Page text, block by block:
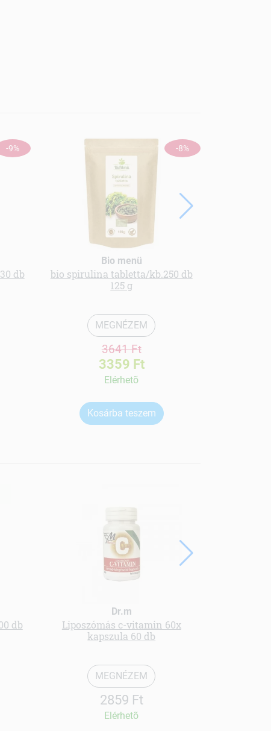
-9%
db
-8%
Bio menü
bio spirulina tabletta/kb.250 db
125 g
MEGNÉZEM
3641 Ft
3359 Ft
Elérhetõ
Kosárba teszem
db
Dr.m
Liposzómás c-vitamin 60x
kapszula 60 db
MEGNÉZEM
2859 Ft
Elérhetõ